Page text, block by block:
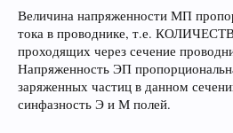
Величина напряженности МП
тока в проводнике, т.е.
проходящих через сечение
Напряженность ЭП
заряженных частиц в данном
синфазность Э и М полей.